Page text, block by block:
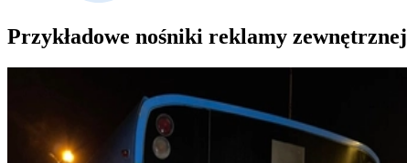
Przykładowe nośniki reklamy zewnętrznej